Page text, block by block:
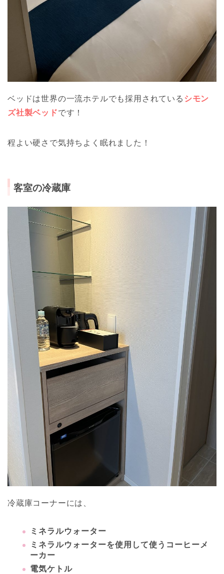
ベッドは世界の一流ホテルでも採用されている シモン
ズ社製ベッドです！
程よい硬さで気持ちよく眠れました！
客室の冷蔵庫
冷蔵庫コーナーには、
ミネラルウォーター
ミネラルウォーターを使用して使うコーヒーメ
ーカー
電気ケトル